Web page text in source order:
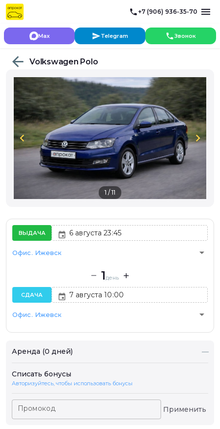
+7 (906) 936-35-70
Max Telegram Звонок
Volkswagen Polo
chevron_left chevron_right
1 / 11
ВЫДАЧА
Офис. Ижевск arrow_drop_down
1день
СДАЧА
Офис. Ижевск arrow_drop_down
Аренда (0 дней) —
Списать бонусы
Авторизуйтесь, чтобы использовать бонусы
Промокод Применить